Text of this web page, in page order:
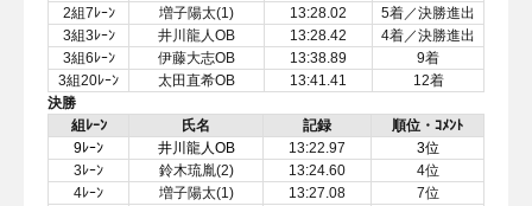
2組7ﾚｰﾝ
増子陽太(1) 13:28.02
5着／決勝進出
3組3ﾚｰﾝ
井川龍人OB 13:28.42
4着／決勝進出
3組6ﾚｰﾝ
伊藤大志OB 13:38.89
9着
3組20ﾚｰﾝ
太田直希OB 13:41.41
12着
決勝
組ﾚｰﾝ
氏名 記録
順位・ｺﾒﾝﾄ
9ﾚｰﾝ
井川龍人OB 13:22.97
3位
3ﾚｰﾝ
鈴木琉胤(2) 13:24.60
4位
4ﾚｰﾝ
増子陽太(1) 13:27.08
7位